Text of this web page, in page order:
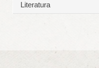
Literatura